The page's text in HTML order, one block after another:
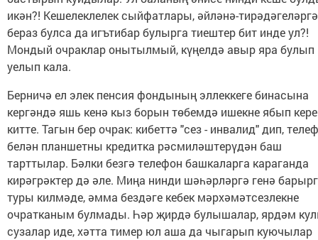
икән?! Кешелеклелек сыйфатлары, әйләнә-тирәдәгеләргә
бераз булса да игътибар булырга тиештер бит инде ул?!
Мондый очраклар онытылмый, күңелдә авыр яра булып
уелып кала.
Берничә ел элек пенсия фондының эллеккеге бинасына
кергәндә яшь кенә кыз борын төбемдә ишекне ябып
китте. Тагын бер очрак: кибеттә "сез - инвалид" дип,
белән планшетны кредитка рәсмиләштерүдән баш
тарттылар. Бәлки безгә телефон башкаларга караганда
кирәгрәктер дә әле. Миңа нинди шәһәрләргә генә
туры килмәде, әмма бездәге кебек мәрхәмәтсезлекне
очратканым булмады. Һәр җирдә булышалар, ярдәм
сузалар иде, хәтта тимер юл аша да чыгарып куючылар